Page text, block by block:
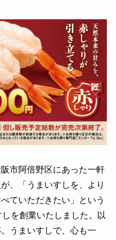
市阿倍野区にあった一軒
、「うまいすしを、より
ていただきたい」という
を創業いたしました。以
うまいすしで、心も一